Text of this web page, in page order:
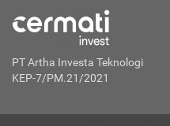
PT Artha Investa Teknologi
KEP-7/PM.21/2021